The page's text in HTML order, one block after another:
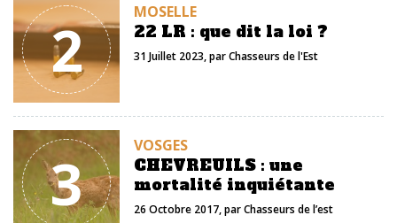
2 MOSELLE
22 LR : que dit la loi ?
31 Juillet 2023, parChasseurs de l'Est
3 VOSGES
CHEVREUILS : une
mortalité inquiétante
26 Octobre 2017, parChasseurs de l’est